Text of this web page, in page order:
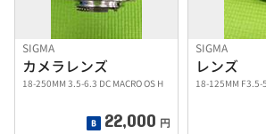
SIGMA
カメラレンズ
18-250MM 3.5-6.3 DC MACRO OS H
22,000 円
SIGMA
レンズ
18-125MM F3.5-